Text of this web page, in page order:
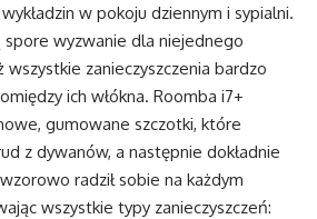
w pokoju dziennym i sypialni.
wyzwanie dla niejednego
wszystkie zanieczyszczenia bardzo
ich włókna. Roomba i7+
gumowane szczotki, które
z dywanów, a następnie dokładnie
radził sobie na każdym
wszystkie typy zanieczyszczeń: